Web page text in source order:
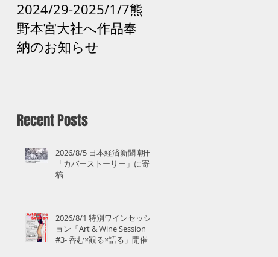
2024/29-2025/1/7熊
野本宮大社へ作品奉
納のお知らせ
Recent Posts
2026/8/5 日本経済新聞 朝刊
「カバーストーリー」に寄
稿
2026/8/1 特別ワインセッシ
ョン「Art & Wine Session
#3- 呑む×観る×語る」開催